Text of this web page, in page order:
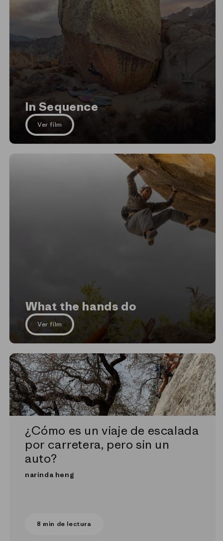
In Sequence
Ver film
What the hands do
Ver film
¿Cómo es un viaje de escalada
por carretera, pero sin un
auto?
narinda heng
8 min de lectura